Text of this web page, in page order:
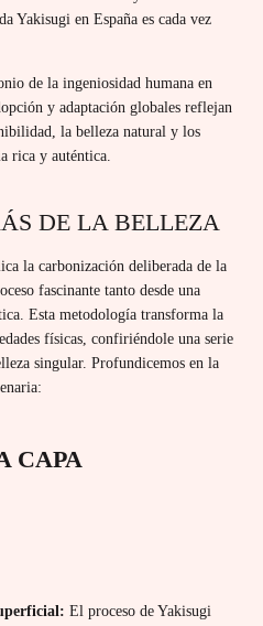
Yakisugi en España es cada vez
de la ingeniosidad humana en
y adaptación globales reflejan
la belleza natural y los
rica y auténtica.
DE LA BELLEZA
la carbonización deliberada de la
fascinante tanto desde una
Esta metodología transforma la
físicas, confiriéndole una serie
singular. Profundicemos en la
CAPA
El proceso de Yakisugi